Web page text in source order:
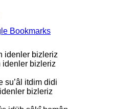
idenler bizleriz
idenler bizleriz
su’âl itdim didi
idenler bizleriz